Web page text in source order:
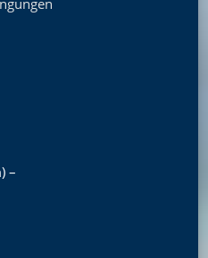
–